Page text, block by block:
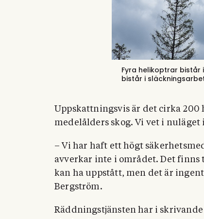
Fyra helikoptrar bistår
bistår i
Uppskattningsvis är det cirka
medelålders skog. Vi vet i
– Vi har haft ett högt
avverkar inte i området. Det
kan ha uppstått, men det är
Bergström.
Räddningstjänsten har i